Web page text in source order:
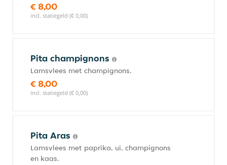
€ 8,00
incl. statiegeld (€ 0,00)
Pita champignons
Lamsvlees met champignons.
€ 8,00
incl. statiegeld (€ 0,00)
Pita Aras
Lamsvlees met paprika, ui, champignons
en kaas.